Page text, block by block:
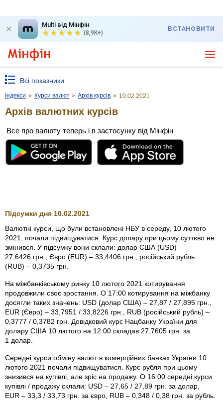
Multi від Мінфін
(8,9K+)
ВСТАНОВИТИ
Всі показники
Індекси » Курси валют » Архів курсів » 10.02.2021
Архів валютних курсів
Все про валюту теперь і в застосунку від Мінфін
Підсумки дня 10.02.2021
Валютні курси, що були встановлені НБУ в середу, 10 лютого
2021, почали підвищуватися. Курс долару при цьому суттєво не
змінився. У підсумку вони склали: долар США (USD) –
27,6426 грн., Євро (EUR) – 33,4406 грн., російський рубль
(RUB) – 0,3735 грн.
На міжбанківському ринку 10 лютого 2021 котирування
продовжили своє зростання. О 17:00 котирування на міжбанку
досягли таких значень: USD (долар США) – 27,87 / 27,895 грн.,
EUR (Євро) – 33,7951 / 33,8226 грн., RUB (російський рубль) –
0,3777 / 0,3782 грн. Довідковий курс Нацбанку України для
долару США 10 лютого на 12:00 складав 27,7605 грн. за
1 долар.
Середні курси обміну валют в комерційних банках України 10
лютого 2021 почали підвищуватися. Курс рубля при цьому
знизився на купівлі, але зріс на продажу. О 16:00 середні курси
купівлі / продажу склали: USD – 27,65 / 27,89 грн. за долар,
EUR – 33,3 / 33,73 грн. за євро, RUB – 0,348 / 0,38 грн. за рубль.